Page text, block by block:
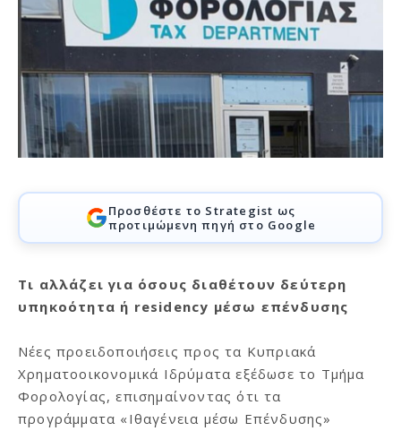
Προσθέστε το Strategist ως
προτιμώμενη πηγή στο Google
Τι αλλάζει για όσους διαθέτουν δεύτερη
υπηκοότητα ή residency μέσω επένδυσης
Νέες προειδοποιήσεις προς τα Κυπριακά
Χρηματοοικονομικά Ιδρύματα εξέδωσε το Τμήμα
Φορολογίας, επισημαίνοντας ότι τα
προγράμματα «Ιθαγένεια μέσω Επένδυσης»